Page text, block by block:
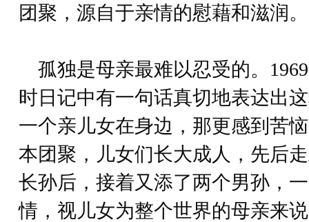
团聚，源自于亲情的慰藉和滋润。
孤独是母亲最难以忍受的。
时日记中有一句话真切地表达出
一个亲儿女在身边，那更感到苦
本团聚，儿女们长大成人，先后
长孙后，接着又添了两个男孙，
情，视儿女为整个世界的母亲来